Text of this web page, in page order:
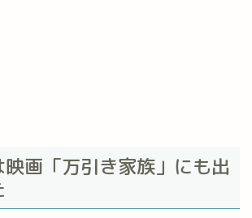
画「万引き家族」にも出